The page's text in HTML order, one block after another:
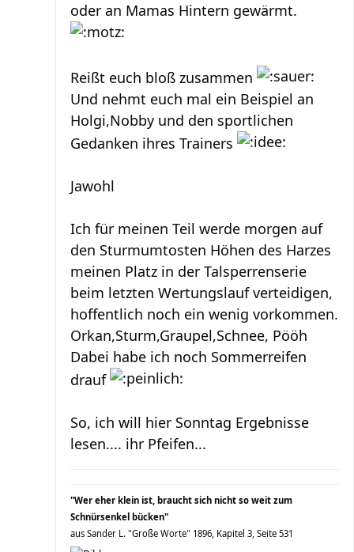
oder an Mamas Hintern gewärmt.
Reißt euch bloß zusammen
Und nehmt euch mal ein Beispiel an
Holgi,Nobby und den sportlichen
Gedanken ihres Trainers
Jawohl
Ich für meinen Teil werde morgen auf
den Sturmumtosten Höhen des Harzes
meinen Platz in der Talsperrenserie
beim letzten Wertungslauf verteidigen,
hoffentlich noch ein wenig vorkommen.
Orkan,Sturm,Graupel,Schnee, Pööh
Dabei habe ich noch Sommerreifen
drauf
So, ich will hier Sonntag Ergebnisse
lesen.... ihr Pfeifen...
"Wer eher klein ist, braucht sich nicht so weit zum
Schnürsenkel bücken"
aus Sander L. "Große Worte" 1896, Kapitel 3, Seite 531